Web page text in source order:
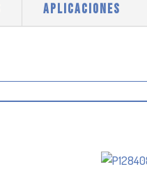
APLICACIONES